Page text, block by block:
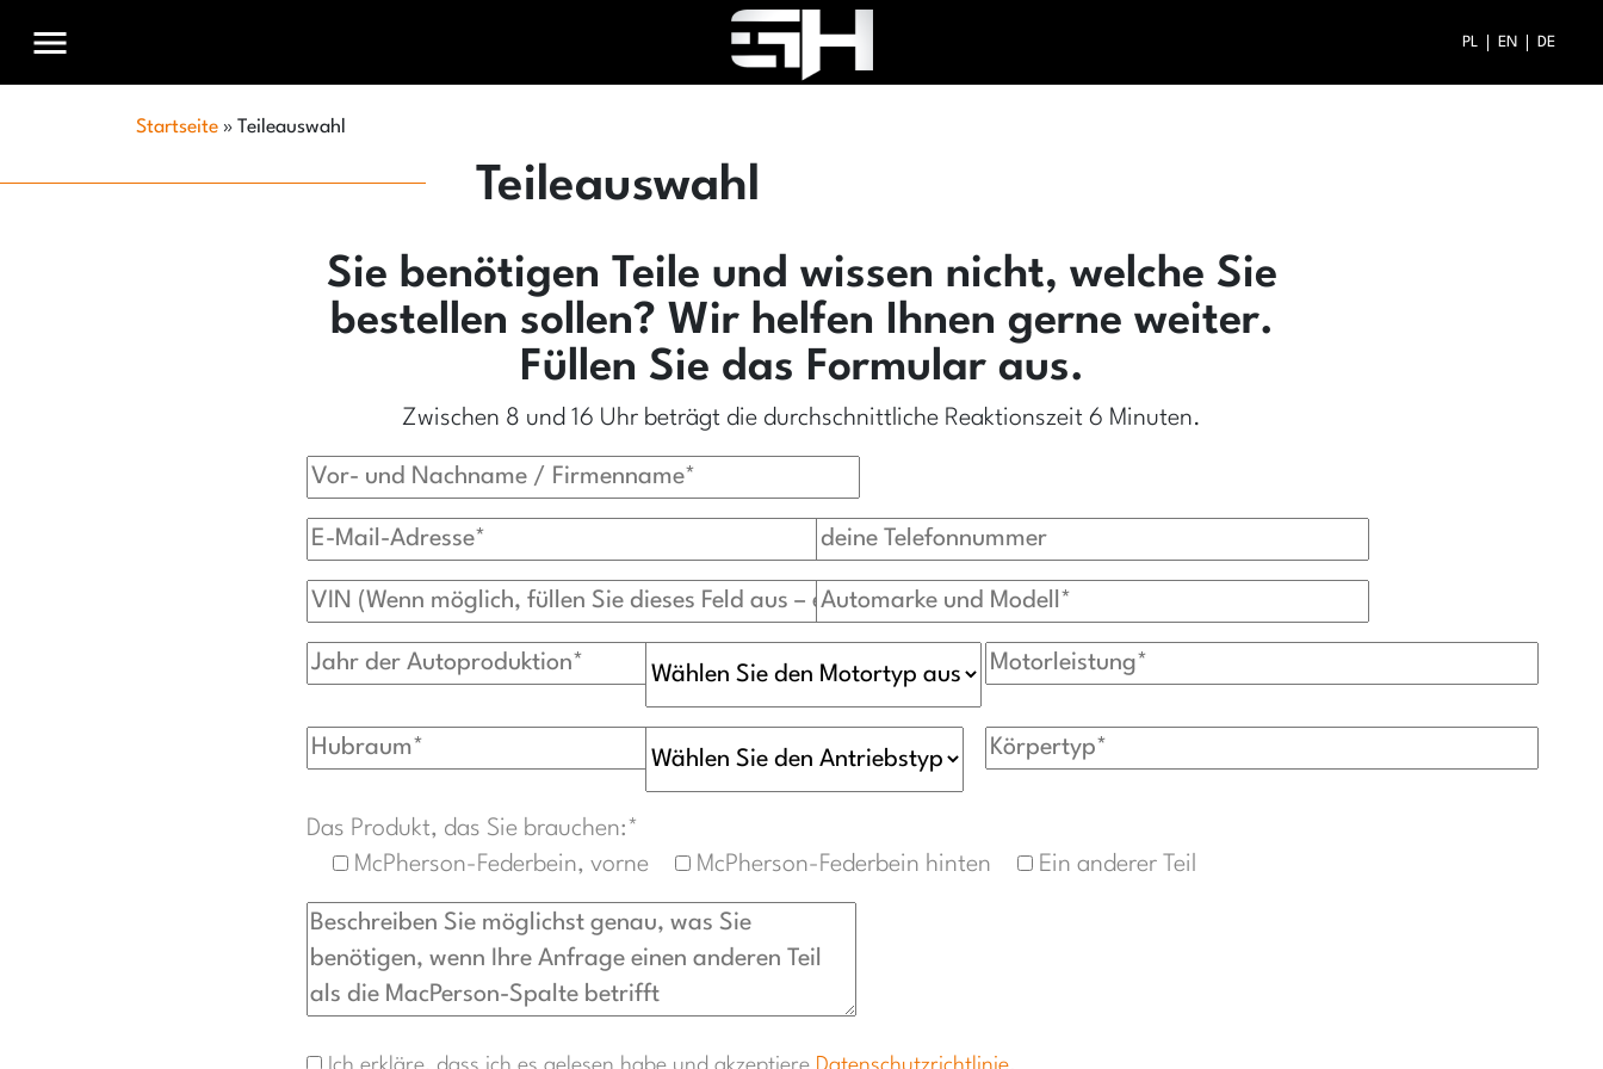
menu PL EN DE
Startseite » Teileauswahl
Teileauswahl
Sie benötigen Teile und wissen nicht, welche Sie
bestellen sollen? Wir helfen Ihnen gerne weiter.
Füllen Sie das Formular aus.
Zwischen 8 und 16 Uhr beträgt die durchschnittliche Reaktionszeit 6 Minuten.
Das Produkt, das Sie brauchen:*
McPherson-Federbein, vorne
McPherson-Federbein hinten Ein anderer Teil